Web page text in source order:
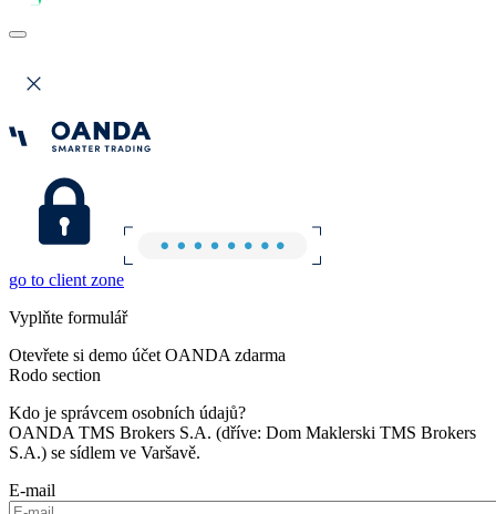
go to client zone
Vyplňte formulář
Otevřete si demo účet OANDA zdarma
Rodo section
Kdo je správcem osobních údajů?
OANDA TMS Brokers S.A. (dříve: Dom Maklerski TMS Brokers
S.A.) se sídlem ve Varšavě.
E-mail